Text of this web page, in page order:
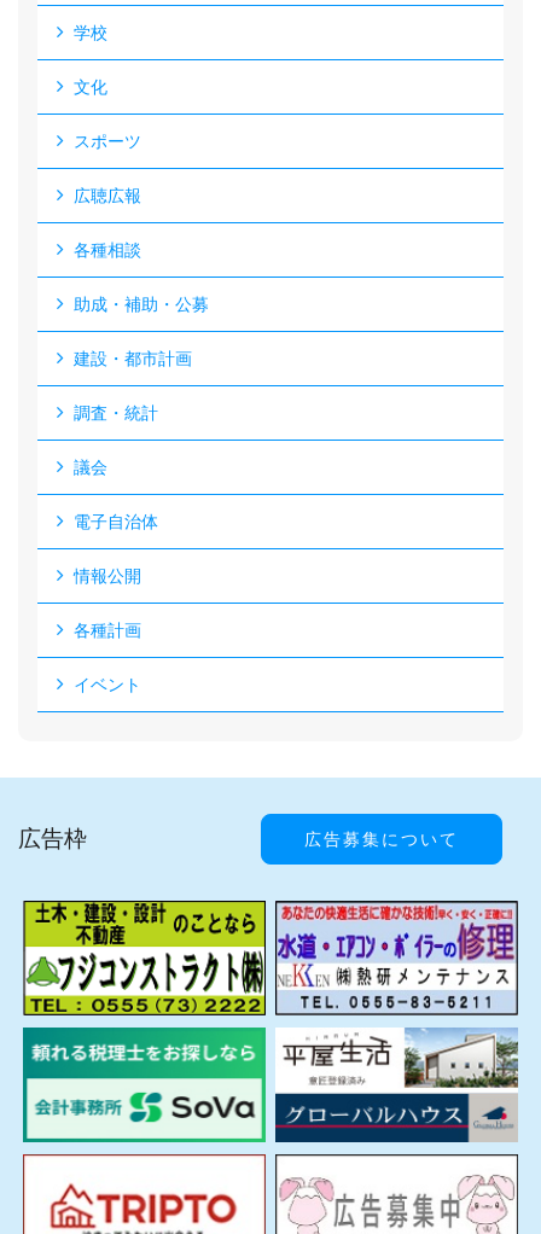
学校
文化
スポーツ
広聴広報
各種相談
助成・補助・公募
建設・都市計画
調査・統計
議会
電子自治体
情報公開
各種計画
イベント
広告枠 広告募集について